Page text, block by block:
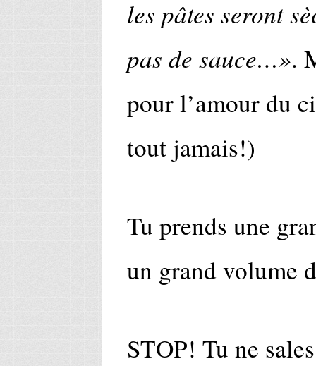
les pâtes seront
pas de sauce…».
pour l’amour du
tout jamais!)
Tu prends une
un grand volume
STOP! Tu ne